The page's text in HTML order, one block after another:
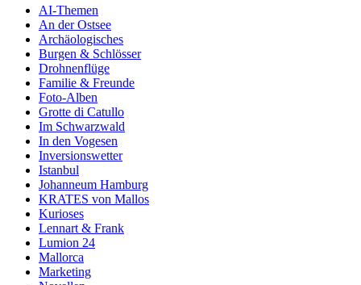
AI-Themen
An der Ostsee
Archäologisches
Burgen & Schlösser
Drohnenflüge
Familie & Freunde
Foto-Alben
Grotte di Catullo
Im Schwarzwald
In den Vogesen
Inversionswetter
Istanbul
Johanneum Hamburg
KRATES von Mallos
Kurioses
Lennart & Frank
Lumion 24
Mallorca
Marketing